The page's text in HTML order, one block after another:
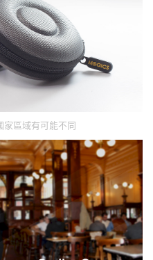
家區域有可能不同